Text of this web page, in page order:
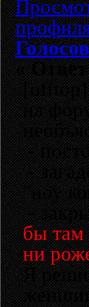
«
на
-
-
"ноу
-
бы там
ни
Я